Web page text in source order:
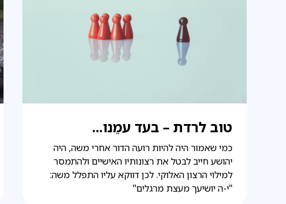
טוב לרדת – בעד עמֵנו...
כמי שאמור היה להיות רועה הדור אחרי משה, היה
יהושע חייב לבטל את רצונותיו האישיים ולהתמסר
למילוי הרצון האלוקי. לכן דווקא עליו התפלל משה:
"י-ה יושיעך מעצת מרגלים"